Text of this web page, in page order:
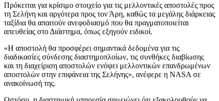
Πρόκειται για κρίσιμο στοιχείο για τις μελλοντικές αποστολές προς
τη Σελήνη και αργότερα προς τον Άρη, καθώς τα μεγάλης διάρκειας
ταξίδια θα απαιτούν ανεφοδιασμό που θα πραγματοποιείται
απευθείας στο Διάστημα, όπως εξηγούν ειδικοί.
«Η αποστολή θα προσφέρει σημαντικά δεδομένα για τις
διαδικασίες σύνδεσης διαστημοπλοίων, τις συνθήκες διαβίωσης
και τη διαχείριση αποστολών ενόψει μελλοντικών επανδρωμένων
αποστολών στην επιφάνεια της Σελήνης», ανέφερε η NASA σε
ανακοίνωσή της.